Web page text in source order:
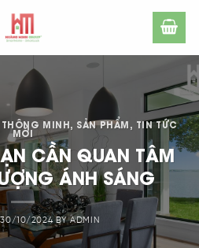
MINH, SẢN PHẨM, TIN TỨC
MỚI
CẦN QUAN TÂM
ÁNH SÁNG
30/10/2024BYADMIN